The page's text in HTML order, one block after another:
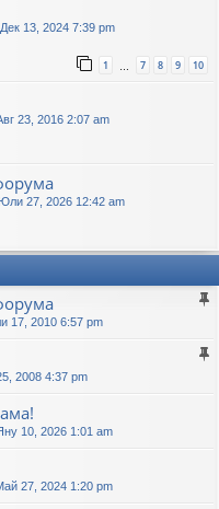
13, 2024 7:39 pm
1 7 8 9 10
23, 2016 2:07 am
27, 2026 12:42 am
17, 2010 6:57 pm
2008 4:37 pm
10, 2026 1:01 am
27, 2024 1:20 pm